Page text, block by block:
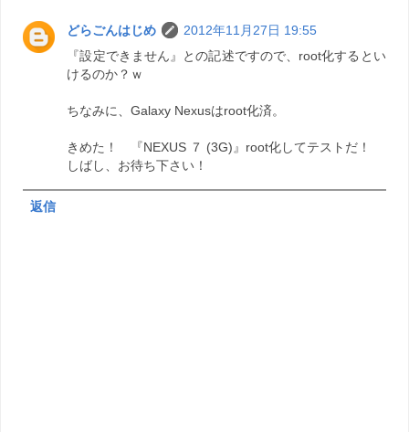
どらごんはじめ
2012年11月27日 19:55
『設定できません』との記述ですので、root化するとい
けるのか？ｗ
ちなみに、Galaxy Nexusはroot化済。
きめた！ 『NEXUS ７ (3G)』root化してテストだ！
しばし、お待ち下さい！
返信